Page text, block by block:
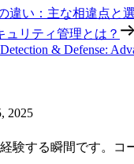
違い：主な相違点と
ュリティ管理とは？
& Defense:
2025
験する瞬間です。コ